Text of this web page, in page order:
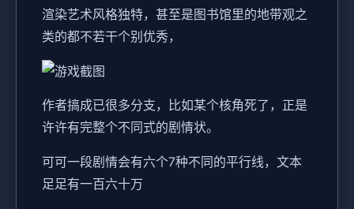
渲染艺术风格独特，甚至是图书馆里的地带观之
类的都不若干个别优秀，
作者搞成已很多分支，比如某个核角死了，正是
许许有完整个不同式的剧情状。
可可一段剧情会有六个7种不同的平行线，文本
足足有一百六十万